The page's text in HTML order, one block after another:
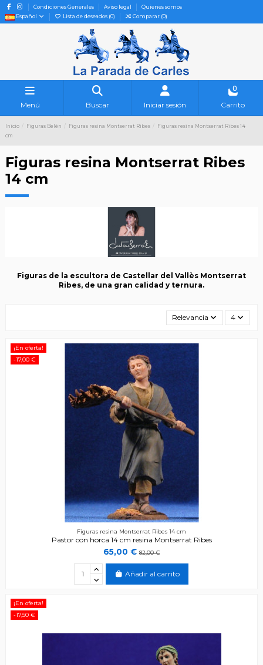
Condiciones Generales Aviso legal
Quienes somos
Español
Lista de deseados (0) Comparar (0)
Menú Buscar Iniciar sesión
0
Carrito
Inicio Figuras Belén Figuras resina Montserrat Ribes
Figuras resina Montserrat Ribes 14
cm
Figuras resina Montserrat Ribes
14 cm
Figuras de la escultora de Castellar del Vallès Montserrat
Ribes, de una gran calidad y ternura.
Relevancia 4
¡En oferta!
-17,00 €
Figuras resina Montserrat Ribes 14 cm
Pastor con horca 14 cm resina Montserrat Ribes
65,00 € 82,00 €
Añadir al carrito
¡En oferta!
-17,50 €